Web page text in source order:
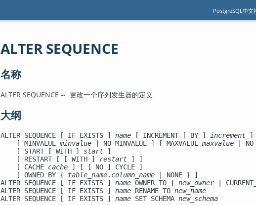
PostgreSQL中文
ALTER SEQUENCE
名称
ALTER SEQUENCE -- 更改一个序列发生器的定义
大纲
ALTER SEQUENCE [ IF EXISTS ] name [ INCREMENT [ BY ] increment ]
    [ MINVALUE
minvalue | NO MINVALUE ] [ MAXVALUE maxvalue | NO
    [ START [ WITH ]
start ]
    [ RESTART [ [ WITH ]
restart ] ]
    [ CACHE
cache ] [ [ NO ] CYCLE ]
    [ OWNED BY {
table_name. column_name | NONE } ]
ALTER SEQUENCE [ IF EXISTS ] name OWNER TO { new_owner |
ALTER SEQUENCE [ IF EXISTS ] name RENAME TO new_name
ALTER SEQUENCE [ IF EXISTS ] name SET SCHEMA new_schema